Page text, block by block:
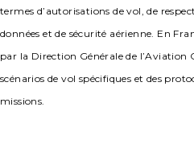
termes d’autorisations de vol, de
données et de sécurité aérienne. En
par la Direction Générale de l’Aviation
scénarios de vol spécifiques et des
missions.